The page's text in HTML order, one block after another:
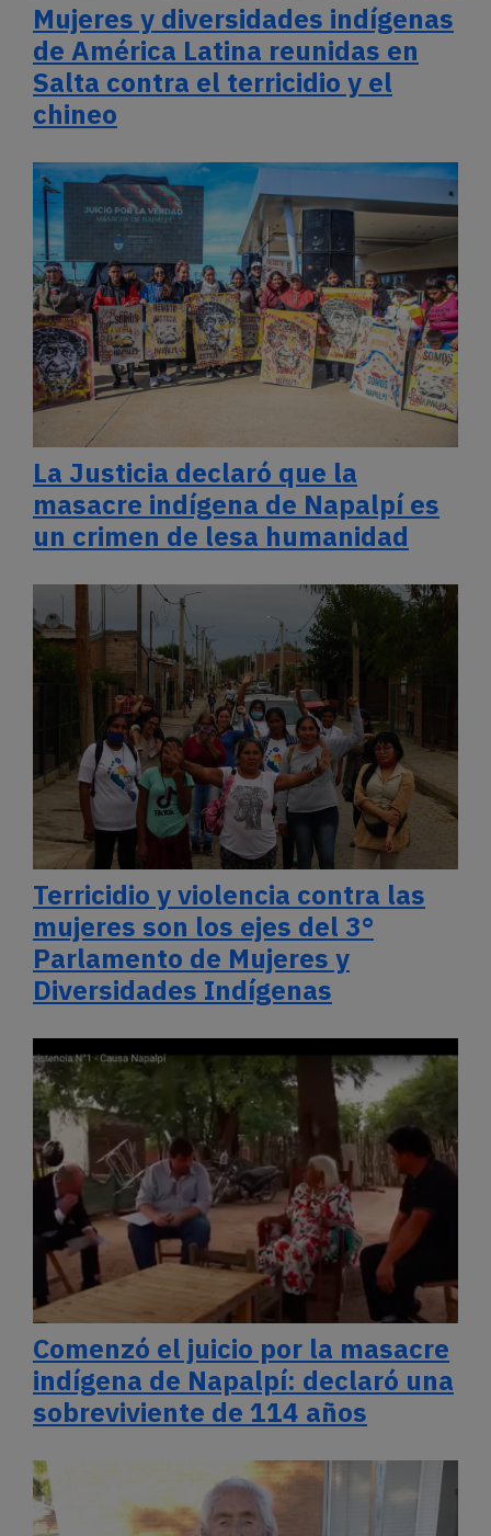
Mujeres y diversidades indígenas
de América Latina reunidas en
Salta contra el terricidio y el
chineo
La Justicia declaró que la
masacre indígena de Napalpí es
un crimen de lesa humanidad
Terricidio y violencia contra las
mujeres son los ejes del 3°
Parlamento de Mujeres y
Diversidades Indígenas
Comenzó el juicio por la masacre
indígena de Napalpí: declaró una
sobreviviente de 114 años